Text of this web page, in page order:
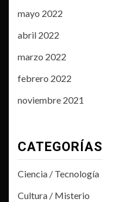
mayo 2022
abril 2022
marzo 2022
febrero 2022
noviembre 2021
CATEGORÍAS
Ciencia / Tecnología
Cultura / Misterio